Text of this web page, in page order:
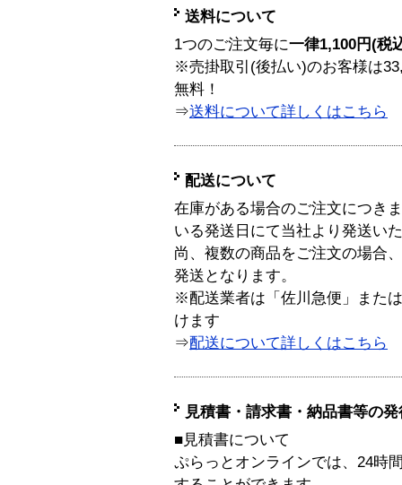
送料について
1つのご注文毎に一律1,100円(税
※売掛取引(後払い)のお客様は
無料！
⇒送料について詳しくはこちら
配送について
在庫がある場合のご注文につき
いる発送日にて当社より発送い
尚、複数の商品をご注文の場合
発送となります。
※配送業者は「佐川急便」また
けます
⇒配送について詳しくはこちら
見積書・請求書・納品書等の
■見積書について
ぷらっとオンラインでは、24時